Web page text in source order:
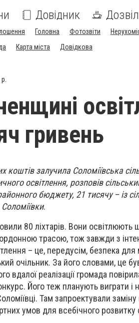
Довідник
Головна Фотозвіти
Карта міста Довідкова
гривень
коштів залучила Соломіївська
освітлення, розповів
бюджету, 21 тисячу – із
Соломіївки.
80 ліхтарів. Вони освітлюють
трасою, тож завжди з
– це, передусім, безпека
очільник. За його словами, це
вдалої реалізації громада
Його теж планують виграти і
Там запроектували
умов для всебічного розвитку